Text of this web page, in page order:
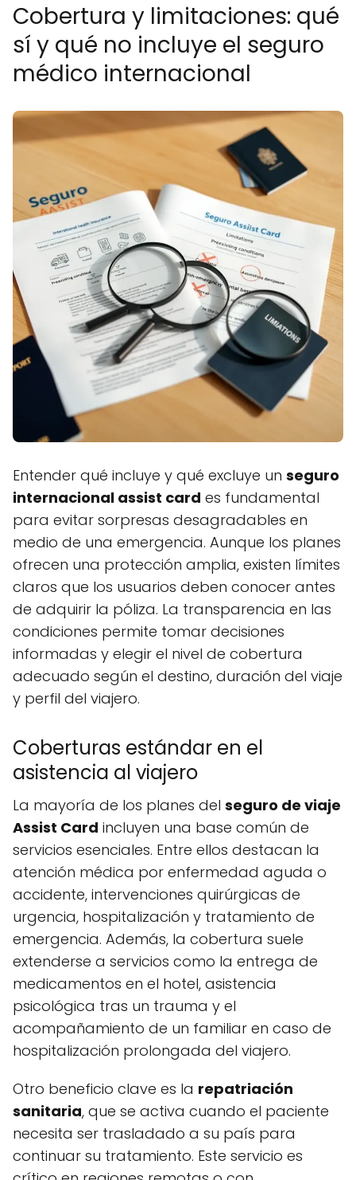
Cobertura y limitaciones: qué
sí y qué no incluye el seguro
médico internacional
Entender qué incluye y qué excluye un seguro
internacional assist card es fundamental
para evitar sorpresas desagradables en
medio de una emergencia. Aunque los planes
ofrecen una protección amplia, existen límites
claros que los usuarios deben conocer antes
de adquirir la póliza. La transparencia en las
condiciones permite tomar decisiones
informadas y elegir el nivel de cobertura
adecuado según el destino, duración del viaje
y perfil del viajero.
Coberturas estándar en el
asistencia al viajero
La mayoría de los planes del seguro de viaje
Assist Card incluyen una base común de
servicios esenciales. Entre ellos destacan la
atención médica por enfermedad aguda o
accidente, intervenciones quirúrgicas de
urgencia, hospitalización y tratamiento de
emergencia. Además, la cobertura suele
extenderse a servicios como la entrega de
medicamentos en el hotel, asistencia
psicológica tras un trauma y el
acompañamiento de un familiar en caso de
hospitalización prolongada del viajero.
Otro beneficio clave es la repatriación
sanitaria, que se activa cuando el paciente
necesita ser trasladado a su país para
continuar su tratamiento. Este servicio es